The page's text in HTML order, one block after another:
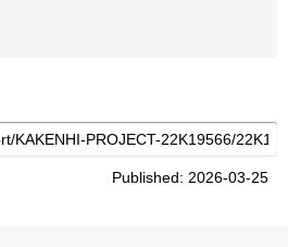
Published: 2026-03-25